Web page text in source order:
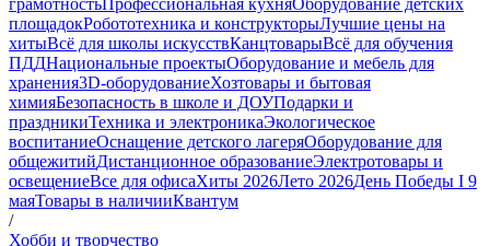
площадокРобототехника и конструкторыЛучшие цены на
хитыВсё для школы искусствКанцтоварыВсё для обучения
ПДДНациональные проектыОборудование и мебель для
хранения3D-оборудованиеХозтовары и бытовая
химияБезопасность в школе и ДОУПодарки и
праздникиТехника и электроникаЭкологическое
воспитаниеОснащение детского лагеряОборудование для
общежитийДистанционное образованиеЭлектротовары и
освещениеВсе для офисаХиты 2026Лето 2026День Победы I 9
маяТовары в наличииКвантум
/
Хобби и творчество